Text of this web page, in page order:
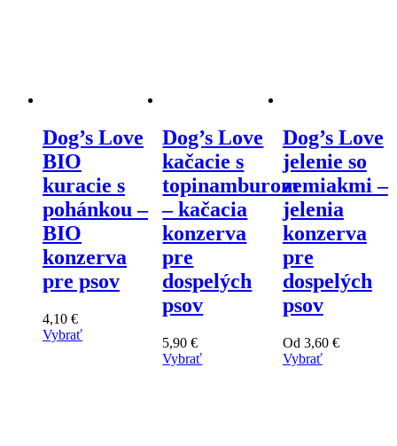
Dog’s Love
BIO
kuracie s
pohánkou –
BIO
konzerva
pre psov
4,10 €
Vybrať
Dog’s Love
kačacie s
topinamburom
– kačacia
konzerva
pre
dospelých
psov
5,90€
Vybrať
Dog’s Love
jelenie so
zemiakmi –
jelenia
konzerva
pre
dospelých
psov
Od 3,60 €
Vybrať